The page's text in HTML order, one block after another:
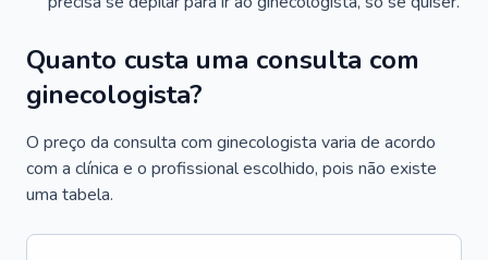
Quanto custa uma consulta com
ginecologista?
O preço da consulta com ginecologista varia de acordo
com a clínica e o profissional escolhido, pois não existe
uma tabela.